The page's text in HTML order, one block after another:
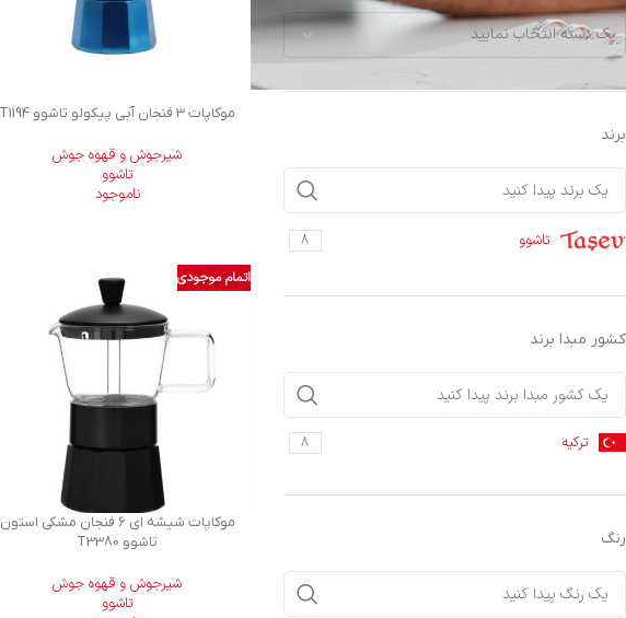
یک دسته انتخاب نمایید
برند
تاشوو 8
کشور مبدا برند
ترکیه 8
رنگ
موکاپات 3 فنجان آبی پیکولو تاشوو T1194
شیرجوش و قهوه جوش
تاشوو
ناموجود
اتمام موجودی
موکاپات شیشه ای 6 فنجان مشکی استون
تاشوو T3380
شیرجوش و قهوه جوش
تاشوو